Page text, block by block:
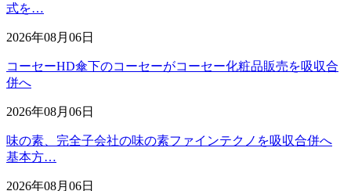
式を…
2026年08月06日
コーセーHD傘下のコーセーがコーセー化粧品販売を吸収合
併へ
2026年08月06日
味の素、完全子会社の味の素ファインテクノを吸収合併へ
基本方…
2026年08月06日